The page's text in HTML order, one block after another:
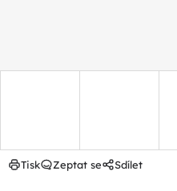
Tisk Zeptat se Sdílet